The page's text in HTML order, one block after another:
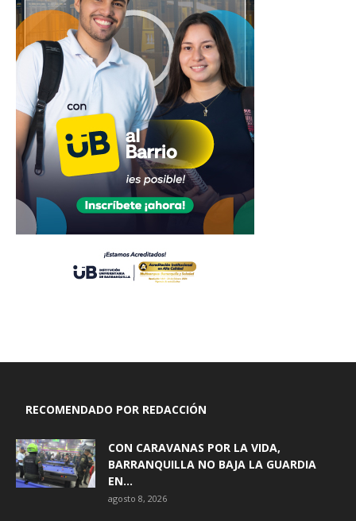
RECOMENDADO POR REDACCIÓN
CON CARAVANAS POR LA VIDA,
BARRANQUILLA NO BAJA LA GUARDIA
EN...
agosto 8, 2026